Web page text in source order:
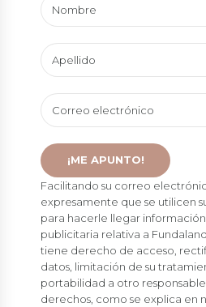
Facilitando su correo
expresamente que se utilicen
para hacerle llegar
publicitaria relativa a
tiene derecho de acceso,
datos, limitación de su
portabilidad a otro
derechos, como se explica en